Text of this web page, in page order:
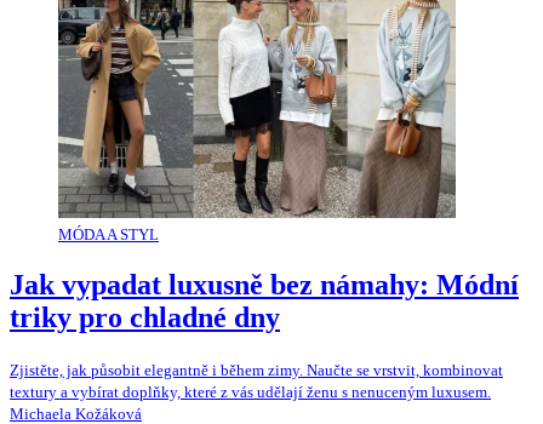
MÓDA A STYL
Jak vypadat luxusně bez námahy: Módní
triky pro chladné dny
Zjistěte, jak působit elegantně i během zimy. Naučte se vrstvit, kombinovat
textury a vybírat doplňky, které z vás udělají ženu s nenuceným luxusem.
Michaela Kožáková